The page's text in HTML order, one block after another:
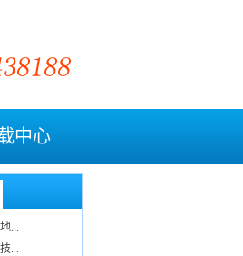
中心
...
...